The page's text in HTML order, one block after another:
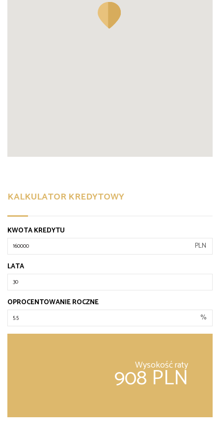
KALKULATOR KREDYTOWY
KWOTA KREDYTU
PLN
LATA
OPROCENTOWANIE ROCZNE
%
Wysokość raty
908 PLN